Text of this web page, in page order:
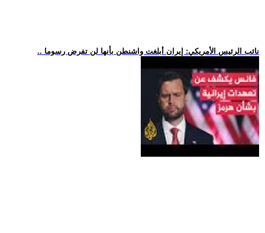
.. نائب الرئيس الأمريكي: إيران أبلغت واشنطن بأنها لن تفرض رسوما